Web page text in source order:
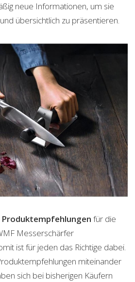
neue Informationen, um sie
übersichtlich zu präsentieren.
Produktempfehlungen für die
Messerschärfer
ist für jeden das Richtige dabei.
miteinander
sich bei bisherigen Käufern